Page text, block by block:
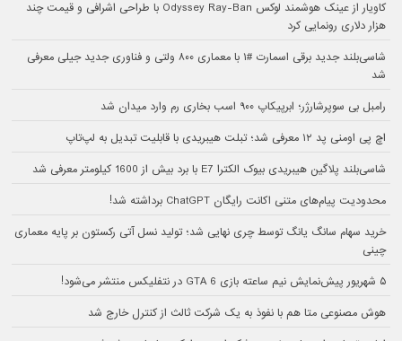
کاویار از عینک هوشمند لوکس Odyssey Ray-Ban با طراحی اشرافی و قیمت چند
هزار دلاری رونمایی کرد
شاسی‌بلند جدید برقی اسمارت #۱ با معماری ۸۰۰ ولتی و فناوری جدید جیلی معرفی
شد
رامبل بی سوپرشارژر؛ ابرپیکاپ ۹۰۰ اسب بخاری رم وارد میدان شد
اچ پی اومنی پد ۱۲ معرفی شد؛ تبلت هیبریدی با قابلیت تبدیل به لپ‌تاپ
شاسی‌بلند پلاگین هیبریدی بیوک الکترا E7 با برد بیش از 1600 کیلومتر معرفی شد
محدودیت پیام‌های متنی اکانت رایگان ChatGPT برداشته شد!
خرید سهام سانگ‌ یانگ توسط چری نهایی شد؛ تولید نسل آتی رکستون بر پایه معماری
چینی
۵ شهریور پیش‌نمایش نیم ساعته بازی GTA 6 در نتفلیکس منتشر می‌شود!
هوش مصنوعی متا هم با نفوذ به یک شرکت ثالث از کنترل خارج شد